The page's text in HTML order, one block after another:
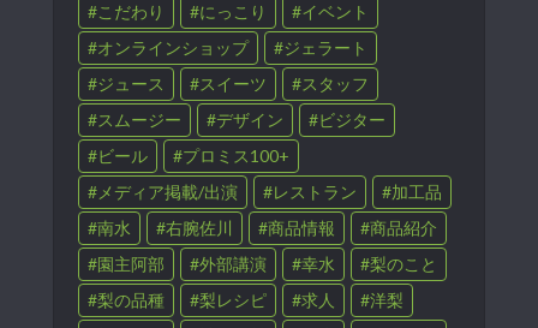
こだわり
にっこり
イベント
オンラインショップ
ジェラート
ジュース
スイーツ
スタッフ
スムージー
デザイン
ビジター
ビール
プロミス100+
メディア掲載/出演
レストラン
加工品
南水
右腕佐川 商品情報
商品紹介
園主阿部
外部講演 幸水
梨のこと
梨の品種
梨レシピ 求人
洋梨